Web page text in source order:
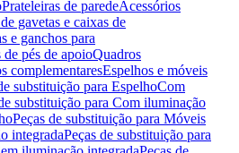
Prateleiras de paredeAcessórios
gavetas e caixas de
e ganchos para
pés de apoioQuadros
complementaresEspelhos e móveis
substituição para EspelhoCom
substituição para Com iluminação
Peças de substituição para Móveis
integradaPeças de substituição para